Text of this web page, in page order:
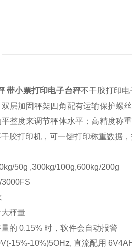
带小票打印电子台秤不干胶打印
层加固秤架四角配有运输保护螺
整度来调节秤体水平；高精度称
胶打印机，可一键打印称重数据，
50g ,300kg/100g,600kg/200g
秤量
的 0.15% 时，软件会自动报警
15%-10%)5OHz, 直流配用